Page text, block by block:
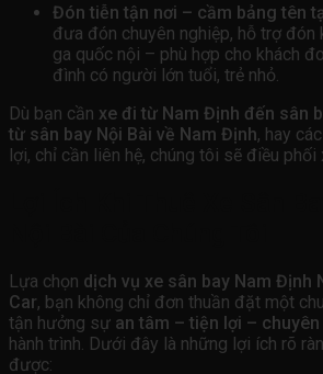
Đón tiễn tận nơi – cầm bảng tên
đưa đón chuyên nghiệp, hỗ trợ đón
ga quốc nội – phù hợp cho khách
đình có người lớn tuổi, trẻ nhỏ.
Dù bạn cần xe đi từ Nam Định đến sân
từ sân bay Nội Bài về Nam Định, hay
lợi, chỉ cần liên hệ, chúng tôi sẽ điều phối
Lựa chọn dịch vụ xe sân bay Nam Định
Car, bạn không chỉ đơn thuần đặt một
tận hưởng sự an tâm – tiện lợi –
hành trình. Dưới đây là những lợi ích rõ
được: